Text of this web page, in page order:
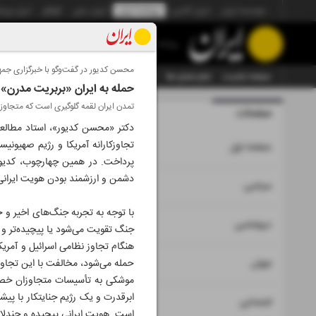
تمام ویژه نامه ها آرشیو سازمان آگهی‌ها
محسن کدیور در گفت‌وگو با خبرگزاری
حمله به ایران «بربریت
تمدن ایران لقمه گلوگیری است که
دکتر «محسن کدیور»، استاد
تجاوزکارانه آمریکا و رژیم
دشمن و ارزشمند بودن هویت
با توجه به تجربه جنگ‌های اخیر و
جنگ تقویت می‌شود یا پیچیده‌تر و
هنگام تجاوز نظامی اسرائیل و
حمله می‌شود، مخالفت با این
موشکی به تأسیسات متجاوزان
ابرقدرت و یک رژیم جنایتکار با
صفحات
صفحه اول ۱
سیاسی ۲ ۳
دیپلماسی ۴
جهان ۵
اجتماعی ۶
شماره نه